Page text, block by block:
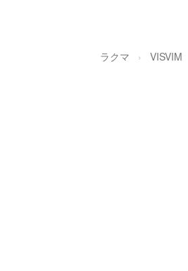
ラクマ VISVIM